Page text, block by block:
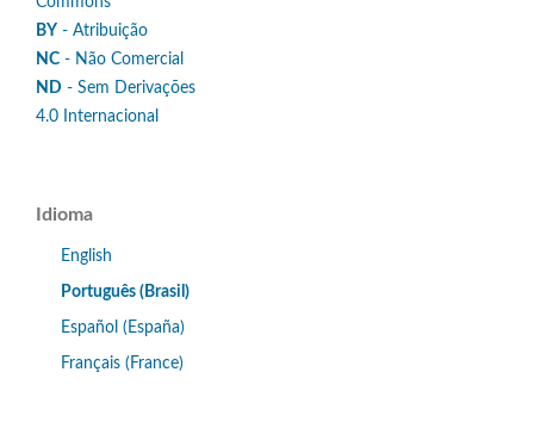
BY - Atribuição
NC - Não Comercial
ND - Sem Derivações
4.0 Internacional
Idioma
English
Português (Brasil)
Español (España)
Français (France)